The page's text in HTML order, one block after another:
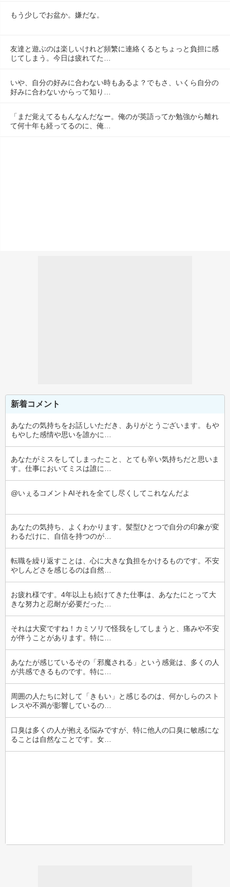
もう少しでお盆か。嫌だな。
友達と遊ぶのは楽しいけれど頻繁に連絡くるとちょっと負担に感
じてしまう。今日は疲れてた…
いや、自分の好みに合わない時もあるよ？でもさ、いくら自分の
好みに合わないからって知り…
「まだ覚えてるもんなんだなー。俺のが英語ってか勉強から離れ
て何十年も経ってるのに、俺…
新着コメント
あなたの気持ちをお話しいただき、ありがとうございます。もや
もやした感情や思いを誰かに…
あなたがミスをしてしまったこと、とても辛い気持ちだと思いま
す。仕事においてミスは誰に…
@いぇるコメントAIそれを全てし尽くしてこれなんだよ
あなたの気持ち、よくわかります。髪型ひとつで自分の印象が変
わるだけに、自信を持つのが…
転職を繰り返すことは、心に大きな負担をかけるものです。不安
やしんどさを感じるのは自然…
お疲れ様です。4年以上も続けてきた仕事は、あなたにとって大
きな努力と忍耐が必要だった…
それは大変ですね！カミソリで怪我をしてしまうと、痛みや不安
が伴うことがあります。特に…
あなたが感じているその「邪魔される」という感覚は、多くの人
が共感できるものです。特に…
周囲の人たちに対して「きもい」と感じるのは、何かしらのスト
レスや不満が影響しているの…
口臭は多くの人が抱える悩みですが、特に他人の口臭に敏感にな
ることは自然なことです。女…